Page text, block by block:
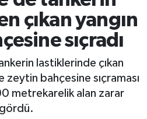
çıkan yangın
sıçradı
lastiklerinde çıkan
zeytin bahçesine sıçraması
metrekarelik alan zarar
gördü.